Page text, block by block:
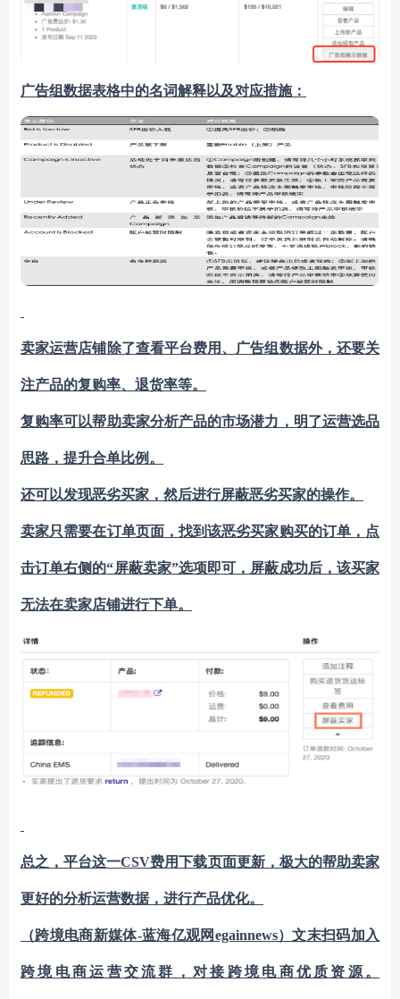
广告组数据表格中的名词解释以及对应措施：
卖家运营店铺除了查看平台费用、广告组数据外，还要关
注产品的复购率、退货率等。
复购率可以帮助卖家分析产品的市场潜力，明了运营选品
思路，提升合单比例。
还可以发现恶劣买家，然后进行屏蔽恶劣买家的操作。
卖家只需要在订单页面，找到该恶劣买家购买的订单，点
击订单右侧的“屏蔽卖家”选项即可，屏蔽成功后，该买家
无法在卖家店铺进行下单。
总之，平台这一CSV费用下载页面更新，极大的帮助卖家
更好的分析运营数据，进行产品优化。
（跨境电商新媒体-蓝海亿观网egainnews）文末扫码加入
跨境电商运营交流群 ，对接跨境电商优质资源。